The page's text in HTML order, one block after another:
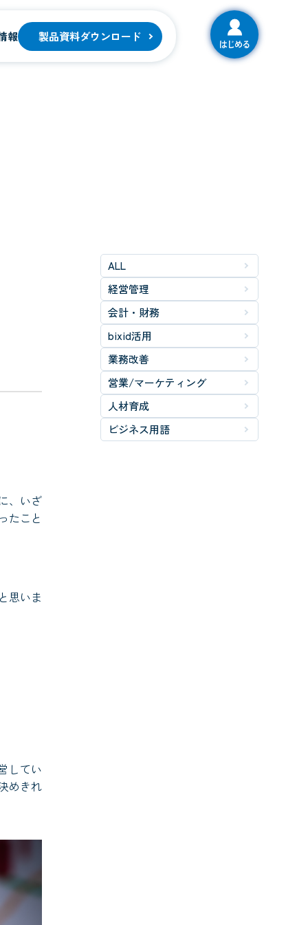
報 製品資料ダウンロード
はじめる
ALL
経営管理
会計・財務
bixid活用
業務改善
営業/マーケティング
人材育成
ビジネス用語
、いざ
たこと
思いま
してい
めきれ